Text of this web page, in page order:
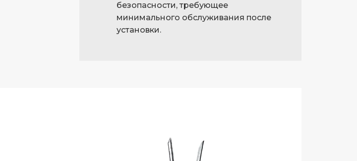
безопасности, требующее
минимального обслуживания после
установки.